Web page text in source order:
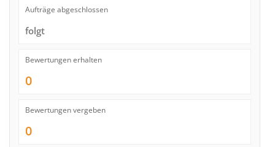
Aufträge abgeschlossen
folgt
Bewertungen erhalten
0
Bewertungen vergeben
0